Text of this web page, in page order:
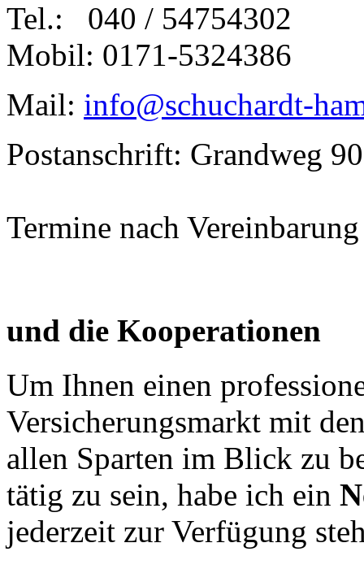
Tel.: 040 / 54754302
Mobil: 0171-5324386
Mail: info@schuchardt-
Postanschrift: Grandweg
Termine nach Vereinbarung
und die Kooperationen
Um Ihnen einen
Versicherungsmarkt mit
allen Sparten im Blick zu
tätig zu sein, habe ich ein
jederzeit zur Verfügung